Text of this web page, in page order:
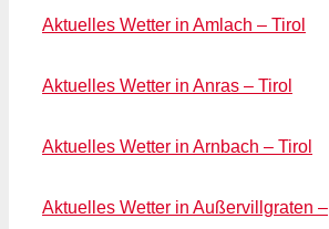
Aktuelles Wetter in Amlach – Tirol
Aktuelles Wetter in Anras – Tirol
Aktuelles Wetter in Arnbach – Tirol
Aktuelles Wetter in Außervillgraten –